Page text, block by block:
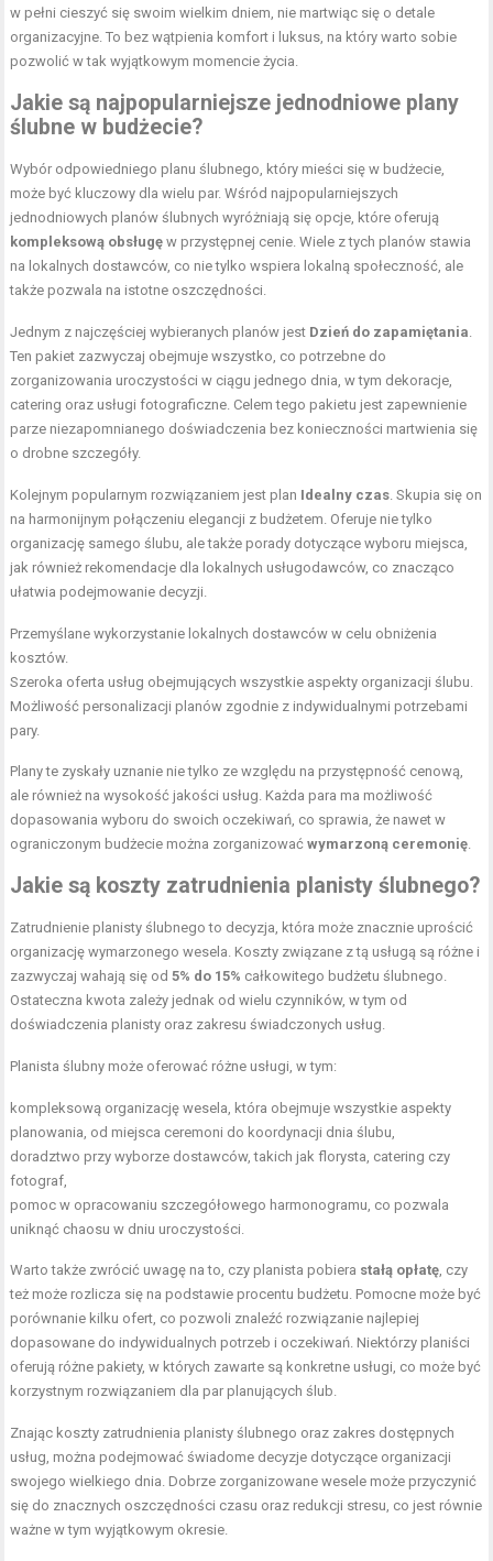
w pełni cieszyć się swoim wielkim dniem, nie martwiąc się o detale
organizacyjne. To bez wątpienia komfort i luksus, na który warto sobie
pozwolić w tak wyjątkowym momencie życia.
Jakie są najpopularniejsze jednodniowe plany
ślubne w budżecie?
Wybór odpowiedniego planu ślubnego, który mieści się w budżecie,
może być kluczowy dla wielu par. Wśród najpopularniejszych
jednodniowych planów ślubnych wyróżniają się opcje, które oferują
kompleksową obsługę w przystępnej cenie. Wiele z tych planów stawia
na lokalnych dostawców, co nie tylko wspiera lokalną społeczność, ale
także pozwala na istotne oszczędności.
Jednym z najczęściej wybieranych planów jest Dzień do zapamiętania
Ten pakiet zazwyczaj obejmuje wszystko, co potrzebne do
zorganizowania uroczystości w ciągu jednego dnia, w tym dekoracje,
catering oraz usługi fotograficzne. Celem tego pakietu jest zapewnienie
parze niezapomnianego doświadczenia bez konieczności martwienia się
o drobne szczegóły.
Kolejnym popularnym rozwiązaniem jest plan Idealny czas . Skupia się on
na harmonijnym połączeniu elegancji z budżetem. Oferuje nie tylko
organizację samego ślubu, ale także porady dotyczące wyboru miejsca,
jak również rekomendacje dla lokalnych usługodawców, co znacząco
ułatwia podejmowanie decyzji.
Przemyślane wykorzystanie lokalnych dostawców w celu obniżenia
kosztów.
Szeroka oferta usług obejmujących wszystkie aspekty organizacji ślubu.
Możliwość personalizacji planów zgodnie z indywidualnymi potrzebami
pary.
Plany te zyskały uznanie nie tylko ze względu na przystępność cenową,
ale również na wysokość jakości usług. Każda para ma możliwość
dopasowania wyboru do swoich oczekiwań, co sprawia, że nawet w
ograniczonym budżecie można zorganizowaćwymarzoną ceremonię
Jakie są koszty zatrudnienia planisty ślubnego?
Zatrudnienie planisty ślubnego to decyzja, która może znacznie uprościć
organizację wymarzonego wesela. Koszty związane z tą usługą są różne i
zazwyczaj wahają się od5% do 15% całkowitego budżetu ślubnego.
Ostateczna kwota zależy jednak od wielu czynników, w tym od
doświadczenia planisty oraz zakresu świadczonych usług.
Planista ślubny może oferować różne usługi, w tym:
kompleksową organizację wesela, która obejmuje wszystkie aspekty
planowania, od miejsca ceremoni do koordynacji dnia ślubu,
doradztwo przy wyborze dostawców, takich jak florysta, catering czy
fotograf,
pomoc w opracowaniu szczegółowego harmonogramu, co pozwala
uniknąć chaosu w dniu uroczystości.
Warto także zwrócić uwagę na to, czy planista pobiera stałą opłatę , czy
też może rozlicza się na podstawie procentu budżetu. Pomocne może być
porównanie kilku ofert, co pozwoli znaleźć rozwiązanie najlepiej
dopasowane do indywidualnych potrzeb i oczekiwań. Niektórzy planiści
oferują różne pakiety, w których zawarte są konkretne usługi, co może być
korzystnym rozwiązaniem dla par planujących ślub.
Znając koszty zatrudnienia planisty ślubnego oraz zakres dostępnych
usług, można podejmować świadome decyzje dotyczące organizacji
swojego wielkiego dnia. Dobrze zorganizowane wesele może przyczynić
się do znacznych oszczędności czasu oraz redukcji stresu, co jest równie
ważne w tym wyjątkowym okresie.